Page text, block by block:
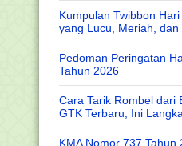
Kumpulan Twibbon
yang Lucu, Meriah,
Pedoman Peringatan
Tahun 2026
Cara Tarik Rombel dari
GTK Terbaru, Ini
KMA Nomor 737 Tahun